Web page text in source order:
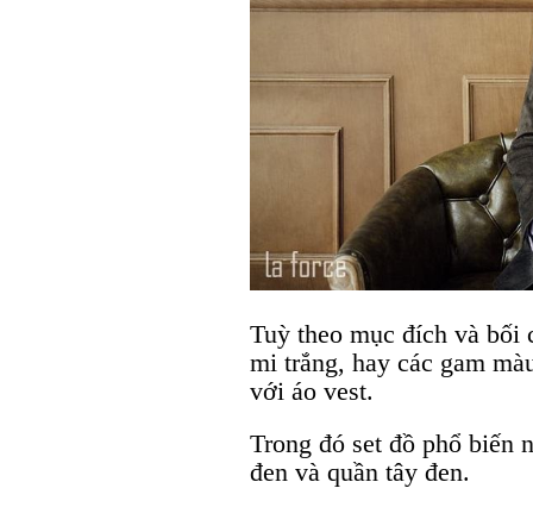
Tuỳ theo mục đích và bối
mi trắng, hay các gam
với áo vest.
Trong đó set đồ phổ biến
đen và quần tây đen.